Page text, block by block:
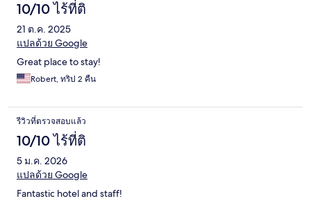
10/10 ไร้ที่ติ
21 ต.ค. 2025
แปลด้วย Google
Great place to stay!
Robert, ทริป 2 คืน
รีวิวที่ตรวจสอบแล้ว
10/10 ไร้ที่ติ
5 ม.ค. 2026
แปลด้วย Google
Fantastic hotel and staff!